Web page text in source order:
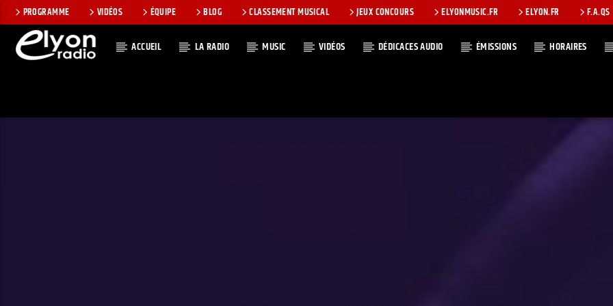
PROGRAMME VIDÉOS ÉQUIPE BLOG CLASSEMENT MUSICAL JEUX CONCOURS ELYONMUSIC.FR ELYON.FR F.A.QS
ACCUEIL LA RADIO MUSIC VIDÉOS DÉDICACES AUDIO ÉMISSIONS HORAIRES